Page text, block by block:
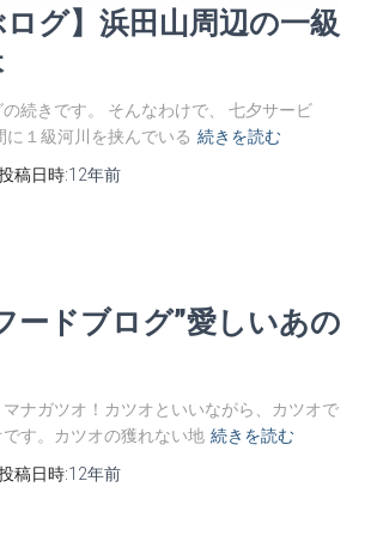
ログ】浜田山周辺の一級
続きです。 そんなわけで、 七夕サービ
に１級河川を挟んでいる 続きを読む
稿日時:12年前
ードブログ”愛しいあの
ナガツオ！カツオといいながら、カツオで
す。カツオの獲れない地 続きを読む
稿日時:12年前